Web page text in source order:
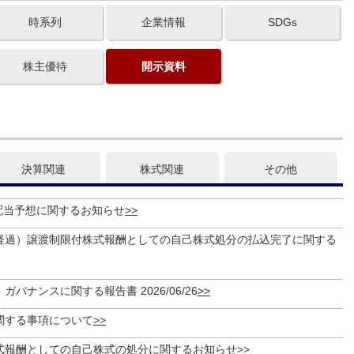
時系列 企業情報 SDGs
株主優待 開示資料
決算関連 株式関連 その他
予想に関するお知らせ
過）譲渡制限付株式報酬としての自己株式処分の払込完了に関する
ガバナンスに関する報告書 2026/06/26
する事項について
報酬としての自己株式の処分に関するお知らせ